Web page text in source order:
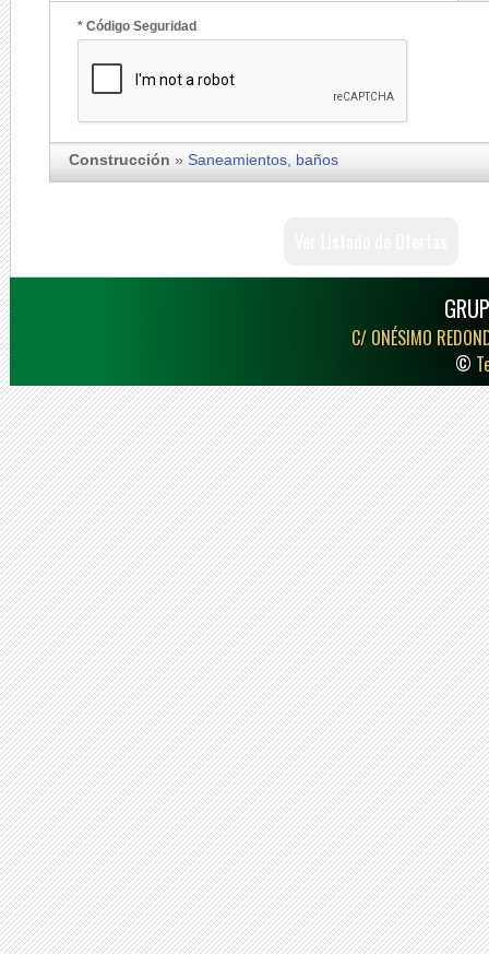
* Código Seguridad
Construcción » Saneamientos, baños
C/ ONÉSIMO
©